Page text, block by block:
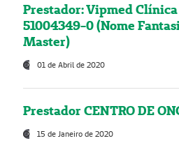
Prestador: Vipmed
51004349-0 (Nome
Master)
01 de Abril de 2020
Prestador CENTRO DE
15 de Janeiro de 2020